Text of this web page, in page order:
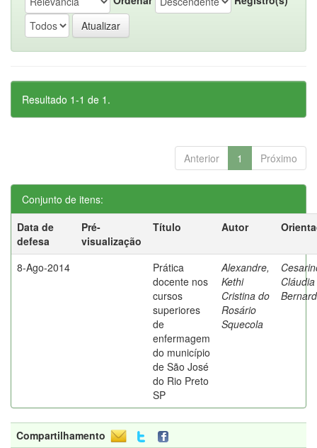
Resultado 1-1 de 1.
Anterior 1 Próximo
Conjunto de itens:
Data de
defesa
Pré-
visualização
Título Autor
8-Ago-2014
Prática
docente nos
cursos
superiores
de
enfermagem
do município
de São José
do Rio Preto
SP
Alexandre,
Kethi
Cristina do
Rosário
Squecola
Cláudia
Compartilhamento